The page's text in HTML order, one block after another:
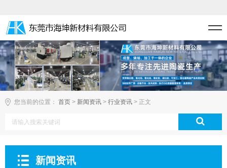
您当前的位置： 首页 > 新闻资讯 > 行业资讯 > 正文
新闻资讯